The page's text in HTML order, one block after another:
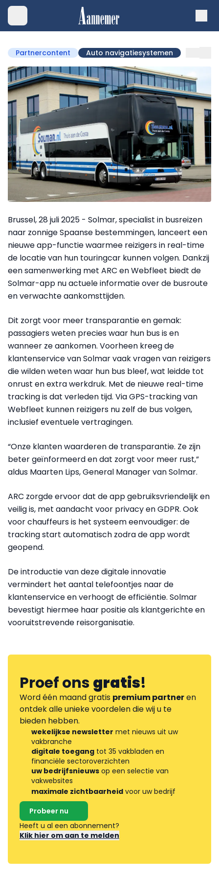
Partnercontent Auto navigatiesystemen
Brussel, 28 juli 2025 - Solmar, specialist in busreizen
naar zonnige Spaanse bestemmingen, lanceert een
nieuwe app-functie waarmee reizigers in real-time
de locatie van hun touringcar kunnen volgen. Dankzij
een samenwerking met ARC en Webfleet biedt de
Solmar-app nu actuele informatie over de busroute
en verwachte aankomsttijden.
Dit zorgt voor meer transparantie en gemak:
passagiers weten precies waar hun bus is en
wanneer ze aankomen. Voorheen kreeg de
klantenservice van Solmar vaak vragen van reizigers
die wilden weten waar hun bus bleef, wat leidde tot
onrust en extra werkdruk. Met de nieuwe real-time
tracking is dat verleden tijd. Via GPS-tracking van
Webfleet kunnen reizigers nu zelf de bus volgen,
inclusief eventuele vertragingen.
“Onze klanten waarderen de transparantie. Ze zijn
beter geïnformeerd en dat zorgt voor meer rust,”
aldus Maarten Lips, General Manager van Solmar.
ARC zorgde ervoor dat de app gebruiksvriendelijk en
veilig is, met aandacht voor privacy en GDPR. Ook
voor chauffeurs is het systeem eenvoudiger: de
tracking start automatisch zodra de app wordt
geopend.
De introductie van deze digitale innovatie
vermindert het aantal telefoontjes naar de
klantenservice en verhoogt de efficiëntie. Solmar
bevestigt hiermee haar positie als klantgerichte en
vooruitstrevende reisorganisatie.
Proef onsgratis!
Word één maand gratis premium partneren
ontdek alle unieke voordelen die wij u te
bieden hebben.
wekelijkse newsletter met nieuws uit uw
vakbranche
digitale toegang tot 35 vakbladen en
financiële sectoroverzichten
uw bedrijfsnieuws op een selectie van
vakwebsites
maximale zichtbaarheid voor uw bedrijf
Probeer nu
Heeft u al een abonnement?
Klik hier om aan te melden